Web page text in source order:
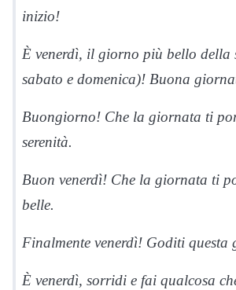
inizio!
È venerdì, il giorno più bello della
sabato e domenica)! Buona
Buongiorno! Che la giornata ti
serenità.
Buon venerdì! Che la giornata ti
belle.
Finalmente venerdì! Goditi questa
È venerdì, sorridi e fai qualcosa